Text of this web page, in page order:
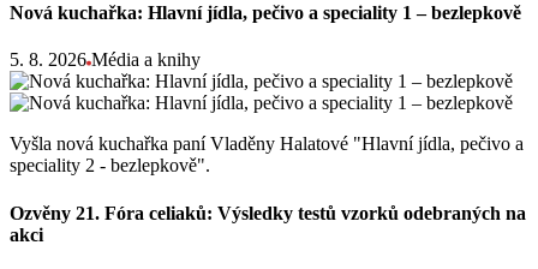
Nová kuchařka: Hlavní jídla, pečivo a speciality 1 – bezlepkově
5. 8. 2026 Média a knihy
Vyšla nová kuchařka paní Vladěny Halatové "Hlavní jídla, pečivo a
speciality 2 - bezlepkově".
Ozvěny 21. Fóra celiaků: Výsledky testů vzorků odebraných na
akci